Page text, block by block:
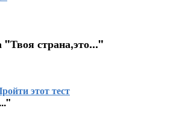
"Твоя страна,это..."
этот тест